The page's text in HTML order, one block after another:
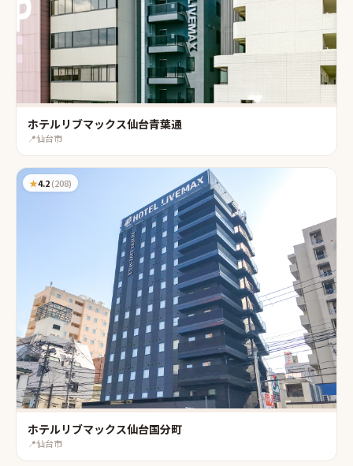
ホテルリブマックス仙台青葉通
📍仙台市
★4.2(208)
ホテルリブマックス仙台国分町
📍仙台市